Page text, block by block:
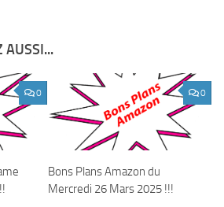
AUSSI...
0 0
Bons Plans Amazon du
Mercredi 26 Mars 2025 !!!